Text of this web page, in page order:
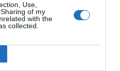
Use,
of my
with the
collected.